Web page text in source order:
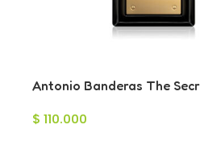
Antonio Banderas The
$ 110.000